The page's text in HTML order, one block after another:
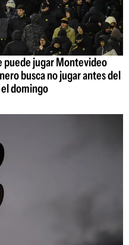
puede jugar Montevideo
busca no jugar antes del
domingo